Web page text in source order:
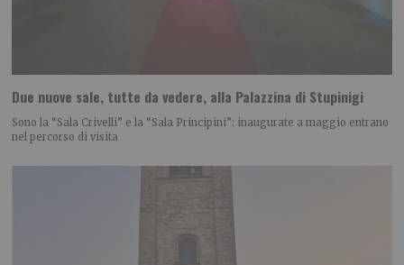
Due nuove sale, tutte da vedere, alla Palazzina di Stupinigi
Sono la “Sala Crivelli” e la “Sala Principini”: inaugurate a maggio entrano
nel percorso di visita